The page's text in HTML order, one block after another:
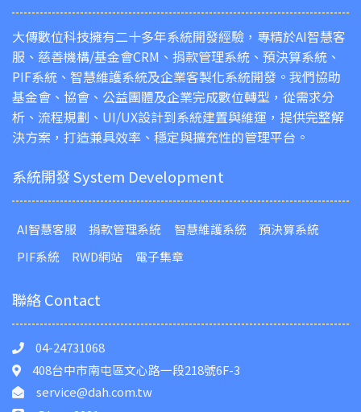
大傳數位科技擁有二十多年系統開發經驗，專精於AI智慧客
服、慈善機構/基金會CRM、捐款管理系統、預決算系統、
PIF系統、智慧維護系統及企業客製化系統開發。我們協助
基金會、協會、公益團體及企業完成數位轉型，從需求分
析、流程規劃、UI/UX設計到系統建置與維運，提供完整解
決方案，打造兼具效率、穩定與擴充性的管理平台。
系統開發 System Development
AI智慧客服 捐款管理系統 智慧維護系統
預決算系統
PIF系統
RWD網站 電子集章
聯絡 Contact
04-24731068
408台中市南屯區文心路一段218號6F-3
service@dah.com.tw